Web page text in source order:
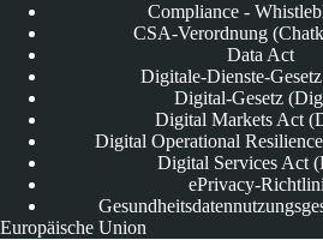
Compliance -
CSA-Verordnung
Data Act
Digitale-Dienste-
Digital-Gesetz
Digital Markets Act
Digital Operational
Digital Services Act
ePrivacy-
Europäische Union